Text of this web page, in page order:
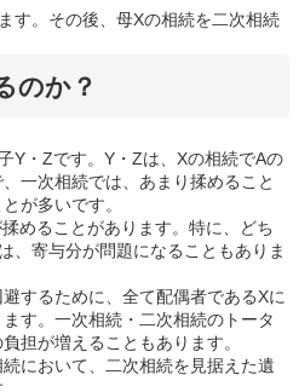
す。その後、母Xの相続を二次相続
のか？
Y・Zです。Y・Zは、Xの相続でAの
一次相続では、あまり揉めること
が多いです。
めることがあります。特に、どち
、寄与分が問題になることもありま
するために、全て配偶者であるXに
す。一次相続・二次相続のトータ
担が増えることもあります。
において、二次相続を見据えた遺